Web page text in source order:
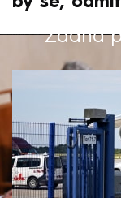
Žádná
Výběr